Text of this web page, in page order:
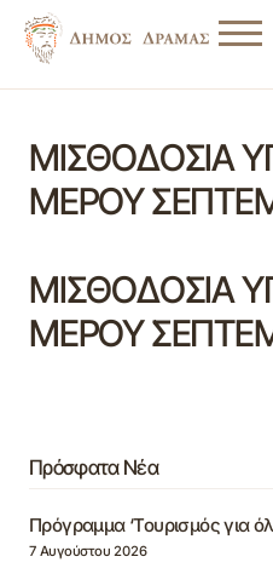
ΜΙΣΘΟΔΟΣΙΑ
ΜΕΡΟΥ
ΜΙΣΘΟΔΟΣΙΑ
ΜΕΡΟΥ
Πρόσφατα Νέα
Πρόγραμμα ‘Τουρισμός για
7 Αυγούστου 2026